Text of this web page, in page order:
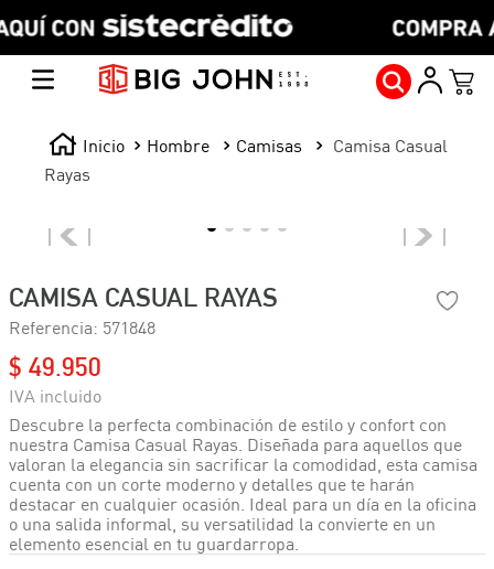
Hombre Camisas
Camisa Casual
Rayas
CAMISA CASUAL RAYAS
Referencia: 571848
$ 49 950
Descubre la perfecta combinación de estilo y confort con
nuestra Camisa Casual Rayas. Diseñada para aquellos que
valoran la elegancia sin sacrificar la comodidad, esta camisa
cuenta con un corte moderno y detalles que te harán
destacar en cualquier ocasión. Ideal para un día en la oficina
o una salida informal, su versatilidad la convierte en un
elemento esencial en tu guardarropa.